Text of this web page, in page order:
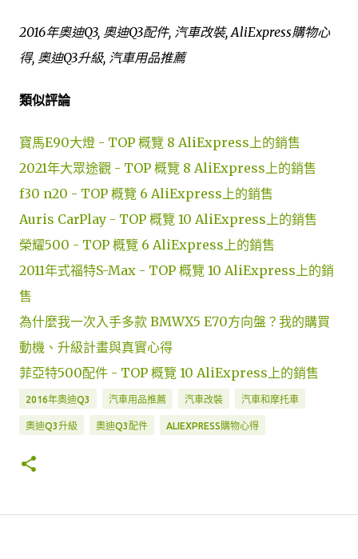
2016年奧迪Q3, 奧迪Q3配件, 汽車改裝, AliExpress購物心
得, 奧迪Q3升級, 汽車用品推薦
類似評論
寶馬E90大燈 - TOP 概覽 8 AliExpress上的銷售
2021年大眾途觀 - TOP 概覽 8 AliExpress上的銷售
f30 n20 - TOP 概覽 6 AliExpress上的銷售
Auris CarPlay - TOP 概覽 10 AliExpress上的銷售
榮耀500 - TOP 概覽 6 AliExpress上的銷售
2011年式福特S-Max - TOP 概覽 10 AliExpress上的銷
售
為什麼我一次入手多款 BMWX5 E70方向盤？我的購買
動機、升級計畫與真實心得
菲亞特500配件 - TOP 概覽 10 AliExpress上的銷售
2016年奧迪Q3 汽車用品推薦 汽車改裝 汽車和摩托車
奧迪Q3升級 奧迪Q3配件 ALIEXPRESS購物心得